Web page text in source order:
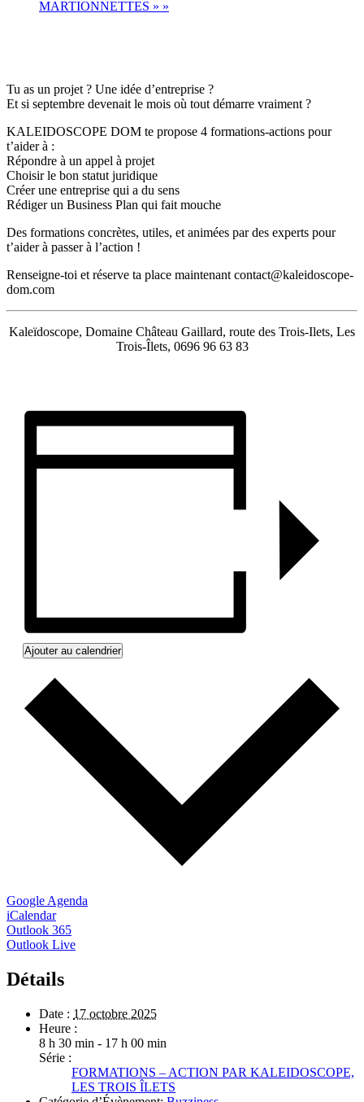
MARTIONNETTES » »
Tu as un projet ? Une idée d’entreprise ?
Et si septembre devenait le mois où tout démarre vraiment ?
KALEIDOSCOPE DOM te propose 4 formations-actions pour
t’aider à :
Répondre à un appel à projet
Choisir le bon statut juridique
Créer une entreprise qui a du sens
Rédiger un Business Plan qui fait mouche
Des formations concrètes, utiles, et animées par des experts pour
t’aider à passer à l’action !
Renseigne-toi et réserve ta place maintenant contact@kaleidoscope-
dom.com
Kaleïdoscope, Domaine Château Gaillard, route des Trois-Ilets, Les
Trois-Îlets, 0696 96 63 83
Ajouter au calendrier
Google Agenda
iCalendar
Outlook 365
Outlook Live
Détails
Date : 17 octobre 2025
Heure :
8 h 30 min - 17 h 00 min
Série :
FORMATIONS – ACTION PAR KALEIDOSCOPE,
LES TROIS ÎLETS